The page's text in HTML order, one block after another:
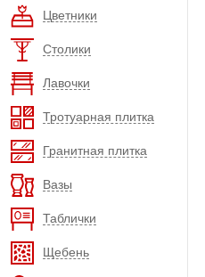
Цветники
Столики
Лавочки
Тротуарная плитка
Гранитная плитка
Вазы
Таблички
Щебень